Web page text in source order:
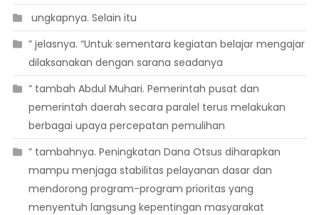
 ungkapnya. Selain itu
” jelasnya. “Untuk sementara kegiatan belajar mengajar
dilaksanakan dengan sarana seadanya
” tambah Abdul Muhari. Pemerintah pusat dan
pemerintah daerah secara paralel terus melakukan
berbagai upaya percepatan pemulihan
” tambahnya. Peningkatan Dana Otsus diharapkan
mampu menjaga stabilitas pelayanan dasar dan
mendorong program-program prioritas yang
menyentuh langsung kepentingan masyarakat